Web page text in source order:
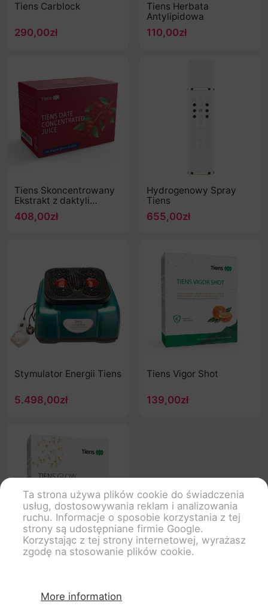
Tiens Carblock
290,00zł
Tiens Herbata
Antylipidowa
110,00zł
Tiens Skoncentrowany
Ekstrakt z daktyli
chińskich
408,00zł
Hydrogenowy Spray
Tiens
655,00zł
Stymulator Energii Tiens
5.498,00zł
Tiens Vigor Shot
139,00zł
Tiens Collagen Shot
Ta strona używa plików cookie do świadczenia
usług, dostosowywania reklam i analizowania
ruchu. Informacje o sposobie korzystania z tej
strony są udostępniane firmie Google.
Korzystając z tej strony internetowej, wyrażasz
zgodę na stosowanie plików cookie.
More information